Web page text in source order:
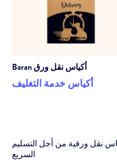
Baranأكياس نقل ورق
أكياس خدمة التغليف
نقل ورقية من أجل التسليم
السريع